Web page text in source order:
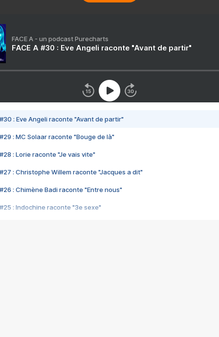
FACE A - un podcast Purecharts
FACE A #30 : Eve Angeli raconte "Avant de partir"
#30 : Eve Angeli raconte "Avant de partir"
#29 : MC Solaar raconte "Bouge de là"
#28 : Lorie raconte "Je vais vite"
#27 : Christophe Willem raconte "Jacques a dit"
#26 : Chimène Badi raconte "Entre nous"
#25 : Indochine raconte "3e sexe"